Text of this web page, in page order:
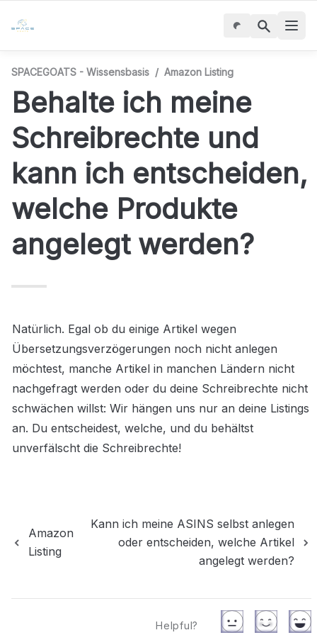
SPACEGOATS - Wissensbasis / Amazon Listing
Behalte ich meine
Schreibrechte und
kann ich entscheiden,
welche Produkte
angelegt werden?
Natürlich. Egal ob du einige Artikel wegen
Übersetzungsverzögerungen noch nicht anlegen
möchtest, manche Artikel in manchen Ländern nicht
nachgefragt werden oder du deine Schreibrechte nicht
schwächen willst: Wir hängen uns nur an deine Listings
an. Du entscheidest, welche, und du behältst
unverfälscht die Schreibrechte!
Amazon
Listing
Kann ich meine ASINS selbst anlegen
oder entscheiden, welche Artikel
angelegt werden?
Helpful?